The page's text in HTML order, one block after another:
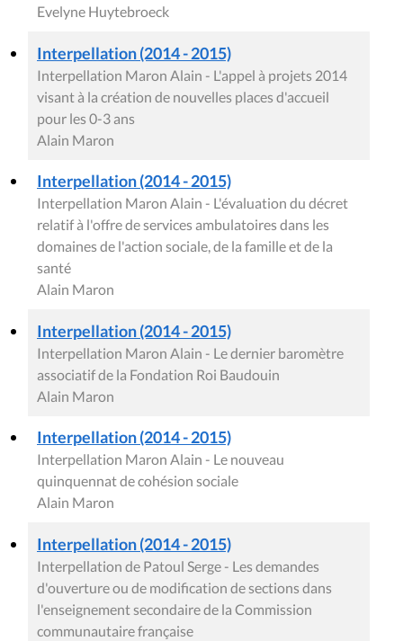
Evelyne Huytebroeck
Interpellation (2014 - 2015)
Interpellation Maron Alain - L'appel à projets 2014
visant à la création de nouvelles places d'accueil
pour les 0-3 ans
Alain Maron
Interpellation (2014 - 2015)
Interpellation Maron Alain - L'évaluation du décret
relatif à l'offre de services ambulatoires dans les
domaines de l'action sociale, de la famille et de la
santé
Alain Maron
Interpellation (2014 - 2015)
Interpellation Maron Alain - Le dernier baromètre
associatif de la Fondation Roi Baudouin
Alain Maron
Interpellation (2014 - 2015)
Interpellation Maron Alain - Le nouveau
quinquennat de cohésion sociale
Alain Maron
Interpellation (2014 - 2015)
Interpellation de Patoul Serge - Les demandes
d'ouverture ou de modification de sections dans
l'enseignement secondaire de la Commission
communautaire française